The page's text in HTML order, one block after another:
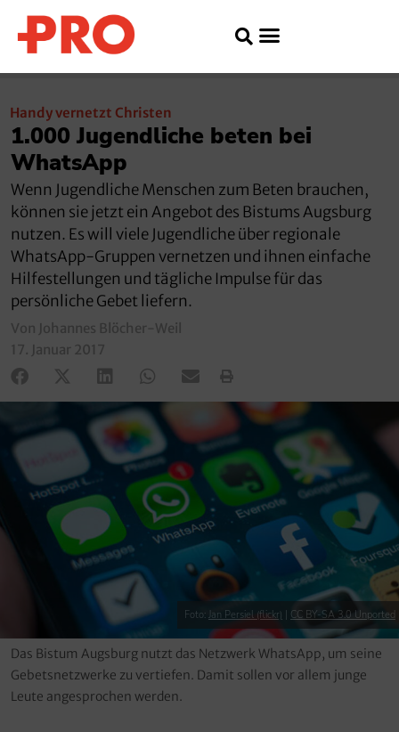
Handy vernetzt Christen
1.000 Jugendliche beten bei
WhatsApp
Wenn Jugendliche Menschen zum Beten brauchen,
können sie jetzt ein Angebot des Bistums Augsburg
nutzen. Es will viele Jugendliche über regionale
WhatsApp-Gruppen vernetzen und ihnen einfache
Hilfestellungen und tägliche Impulse für das
persönliche Gebet liefern.
Von Johannes Blöcher-Weil
17. Januar 2017
Foto: Jan Persiel (flickr) CC BY-SA 3.0 Unported
Das Bistum Augsburg nutzt das Netzwerk WhatsApp, um seine
Gebetsnetzwerke zu vertiefen. Damit sollen vor allem junge
Leute angesprochen werden.